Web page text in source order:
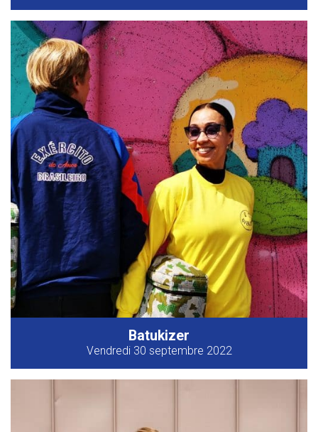
Batukizer
Vendredi 30 septembre 2022